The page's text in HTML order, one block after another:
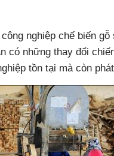
nghiệp chế biến
có những thay đổi
tồn tại mà còn